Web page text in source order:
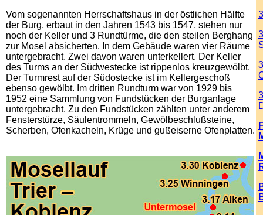
Vom sogenannten Herrschaftshaus in der östlichen Hälfte
der Burg, erbaut in den Jahren 1543 bis 1547, stehen nur
noch der Keller und 3 Rundtürme, die den steilen Berghang
zur Mosel absicherten. In dem Gebäude waren vier Räume
untergebracht. Zwei davon waren unterkellert. Der Keller
des Turms an der Südwestecke ist rippenlos kreuzgewölbt.
Der Turmrest auf der Südostecke ist im Kellergeschoß
ebenso gewölbt. Im dritten Rundturm war von 1929 bis
1952 eine Sammlung von Fundstücken der Burganlage
untergebracht. Zu den Fundstücken zählten unter anderem
Fensterstürze, Säulentrommeln, Gewölbeschlußsteine,
Scherben, Ofenkacheln, Krüge und gußeiserne Ofenplatten.